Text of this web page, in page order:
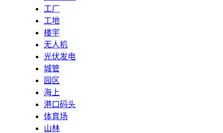
工厂
工地
楼宇
无人机
光伏发电
城管
园区
海上
港口码头
体育场
山林